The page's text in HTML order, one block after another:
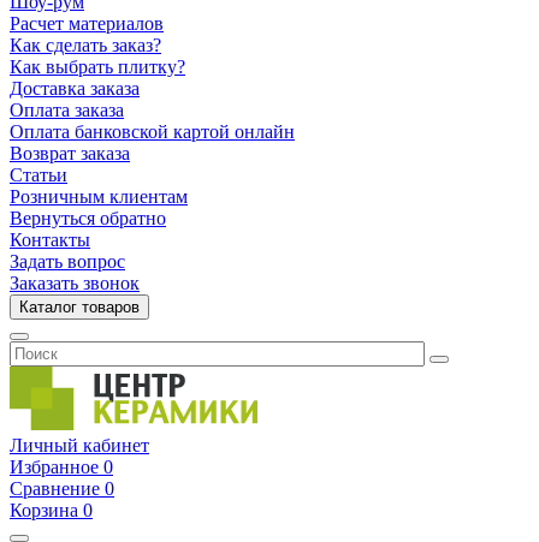
Расчет материалов
Как сделать заказ?
Как выбрать плитку?
Доставка заказа
Оплата заказа
Оплата банковской картой онлайн
Возврат заказа
Статьи
Розничным клиентам
Вернуться обратно
Контакты
Задать вопрос
Заказать звонок
Каталог товаров
Личный кабинет
Избранное 0
Сравнение 0
Корзина 0